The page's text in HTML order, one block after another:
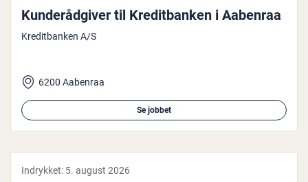
Kun­de­rå­d­gi­ver til Kre­dit­ban­ken i Aabenraa
Kreditbanken A/S
6200 Aabenraa
Se jobbet
Indrykket: 5. august 2026